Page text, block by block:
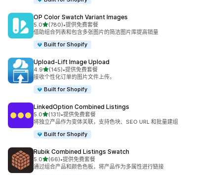
OP Color Swatch Variant Images
5.0星（满分 5 星）
(780)
总共 780 条评论
•提供免费套餐
借助组合列表和包含多张图片的简洁图片库提高销量
Built for Shopify
Upload‑Lift Image Upload
4.9星（满分 5 星）
(145)
总共 145 条评论
•提供免费套餐
接收个性化订单的图片文件上传。
Built for Shopify
LinkedOption Combined Listings
5.0星（满分 5 星）
(131)
总共 131 条评论
•提供免费套餐
将独立产品作为变体关联，支持色块、SEO URL 和批量建组
Built for Shopify
Rubik Combined Listings Swatch
5.0星（满分 5 星）
(66)
总共 66 条评论
•提供免费套餐
通过组合产品和颜色色板，将产品作为多属性进行链接